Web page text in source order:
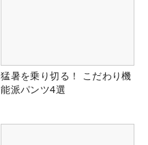
猛暑を乗り切る！ こだわり機
能派パンツ4選